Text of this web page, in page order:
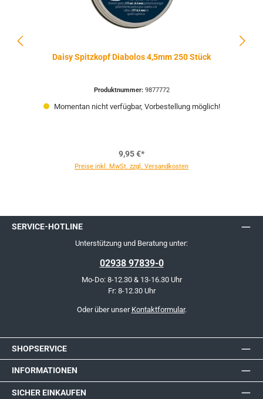
Daisy Spitzkopf Diabolos 4,5mm 250 Stück
Produktnummer: 9877772
Momentan nicht verfügbar, Vorbestellung möglich!
9,95 €*
Preise inkl. MwSt. zzgl. Versandkosten
SERVICE-HOTLINE
Unterstützung und Beratung unter:
02938 97839-0
Mo-Do: 8-12.30 & 13-16.30 Uhr
Fr: 8-12.30 Uhr
Oder über unser Kontaktformular.
SHOPSERVICE
INFORMATIONEN
SICHER EINKAUFEN